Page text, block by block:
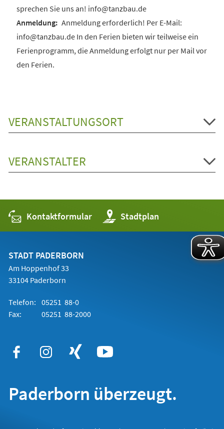
sprechen Sie uns an! info@tanzbau.de
Anmeldung erforderlich! Per E-Mail:
info@tanzbau.de In den Ferien bieten wir teilweise ein
Ferienprogramm, die Anmeldung erfolgt nur per Mail vor
den Ferien.
VERANSTALTUNGSORT
VERANSTALTER
Kontaktformular Stadtplan
(Öffnet
in
einem
STADT PADERBORN
Am Hoppenhof 33
33104 Paderborn
Telefon: 05251 88-0
Fax:
05251 88-2000
Paderborn überzeugt.